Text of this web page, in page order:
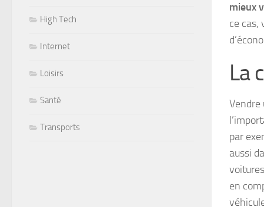
mieux
ce cas,
La
Vendre
par
aussi
en
High Tech
Internet
Loisirs
Santé
Transports